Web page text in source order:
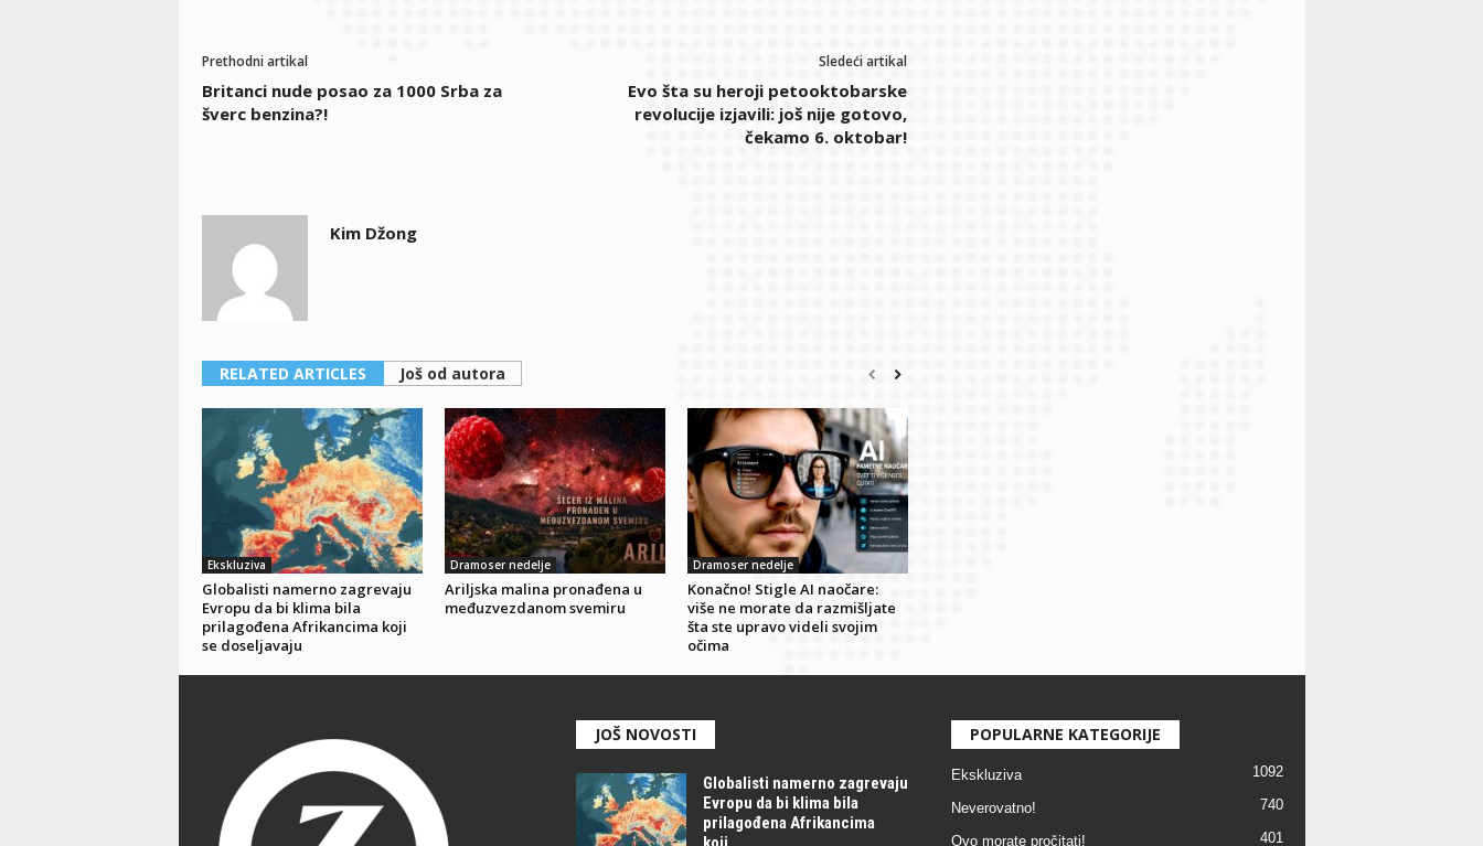
Prethodni artikal
Britanci nude posao za 1000 Srba za
šverc benzina?!
Sledeći artikal
Evo šta su heroji petooktobarske
revolucije izjavili: još nije gotovo,
čekamo 6. oktobar!
Kim Džong
RELATED ARTICLES Još od autora
Ekskluziva
Globalisti namerno zagrevaju
Evropu da bi klima bila
prilagođena Afrikancima koji
se doseljavaju
Dramoser nedelje
Ariljska malina pronađena u
međuzvezdanom svemiru
Dramoser nedelje
Konačno! Stigle AI naočare:
više ne morate da razmišljate
šta ste upravo videli svojim
očima
JOŠ NOVOSTI
Globalisti namerno zagrevaju
Evropu da bi klima bila
prilagođena Afrikancima
POPULARNE KATEGORIJE
Ekskluziva 1092
Neverovatno! 740
Ovo morate pročitati! 401